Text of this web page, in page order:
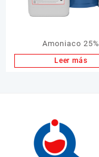
Amoniaco 25%
Leer más